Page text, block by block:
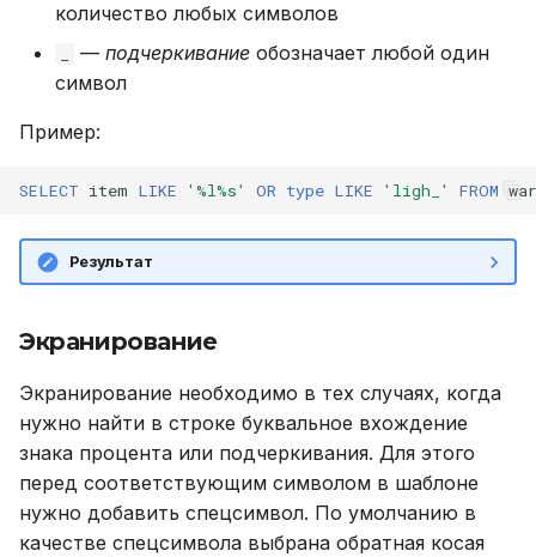
количество любых символов
— подчеркивание обозначает любой один
символ
Пример:
SELECT item LIKE '%l%s' OR type LIKE 'ligh_' FROM
Результат
Экранирование
Экранирование необходимо в тех случаях, когда
нужно найти в строке буквальное вхождение
знака процента или подчеркивания. Для этого
перед соответствующим символом в шаблоне
нужно добавить спецсимвол. По умолчанию в
качестве спецсимвола выбрана обратная косая